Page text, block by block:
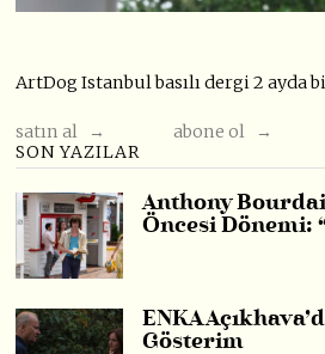
ArtDog Istanbul basılı dergi 2 ayda
satın al →
abone ol →
SON YAZILAR
Anthony
Öncesi Dönemi:
ENKA
Gösterim